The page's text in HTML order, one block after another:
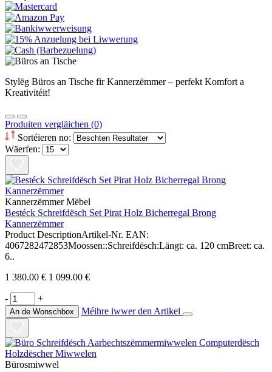
Stylëg Büros an Tische fir Kannerzëmmer – perfekt Komfort a
Kreativitéit!
Produiten vergläichen (0)
Sortéieren no:
Wäerfen:
Kannerzëmmer Mëbel
Bestéck Schreifdësch Set Pirat Holz Bicherregal Brong
Kannerzëmmer
Product DescriptionArtikel-Nr. EAN:
4067282472853Moossen::Schreifdësch:Längt: ca. 120 cmBreet: ca.
6..
1 380.00 € 1 099.00 €
- +
An de Wonschbox Méihre iwwer den Artikel
Bürosmiwwel